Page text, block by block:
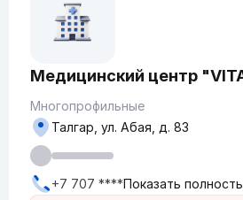
Медицинский центр
Многопрофильные
Талгар, ул. Абая, д. 83
+7 707 ****Показать